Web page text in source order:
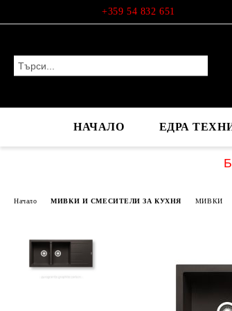
+359 54 832 651
НАЧАЛО ЕДРА
Начало МИВКИ И СМЕСИТЕЛИ ЗА КУХНЯ МИВКИ